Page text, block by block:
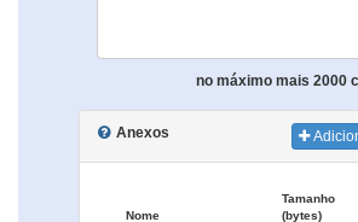
no máximo mais 2000
Anexos
Nome
Tamanho
(bytes)